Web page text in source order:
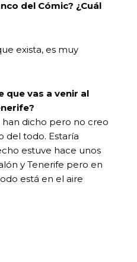
del Cómic? ¿Cuál
exista, es muy
que vas a venir al
han dicho pero no creo
del todo. Estaría
estuve hace unos
y Tenerife pero en
está en el aire